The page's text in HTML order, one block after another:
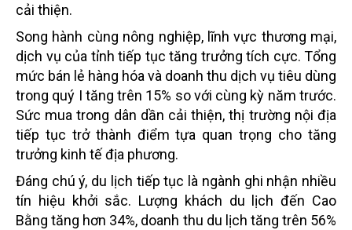
cải thiện.
Song hành cùng nông nghiệp, lĩnh vực thương mại,
dịch vụ của tỉnh tiếp tục tăng trưởng tích cực. Tổng
mức bán lẻ hàng hóa và doanh thu dịch vụ tiêu dùng
trong quý I tăng trên 15% so với cùng kỳ năm trước.
Sức mua trong dân dần cải thiện, thị trường nội địa
tiếp tục trở thành điểm tựa quan trọng cho tăng
trưởng kinh tế địa phương.
Đáng chú ý, du lịch tiếp tục là ngành ghi nhận nhiều
tín hiệu khởi sắc. Lượng khách du lịch đến Cao
Bằng tăng hơn 34%, doanh thu du lịch tăng trên 56%